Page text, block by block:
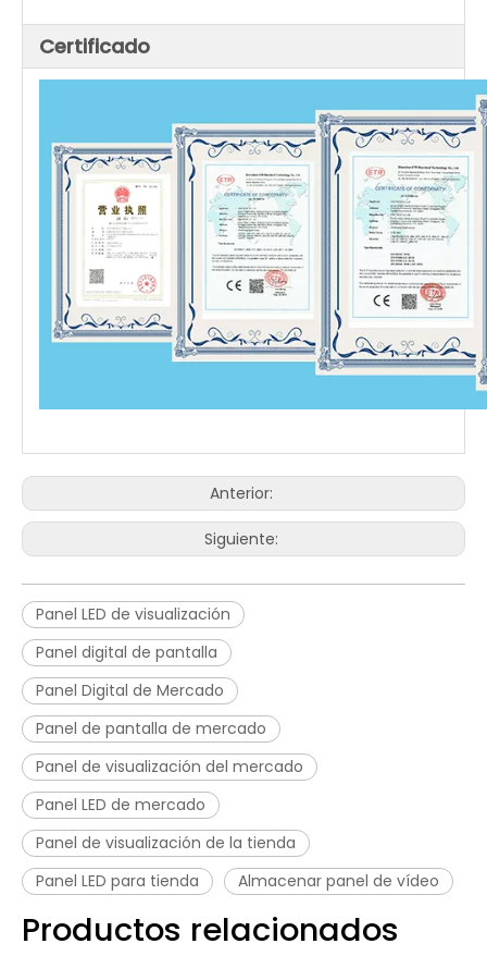
Certificado
Anterior:
Siguiente:
Panel LED de visualización
Panel digital de pantalla
Panel Digital de Mercado
Panel de pantalla de mercado
Panel de visualización del mercado
Panel LED de mercado
Panel de visualización de la tienda
Panel LED para tienda
Almacenar panel de vídeo
Productos relacionados